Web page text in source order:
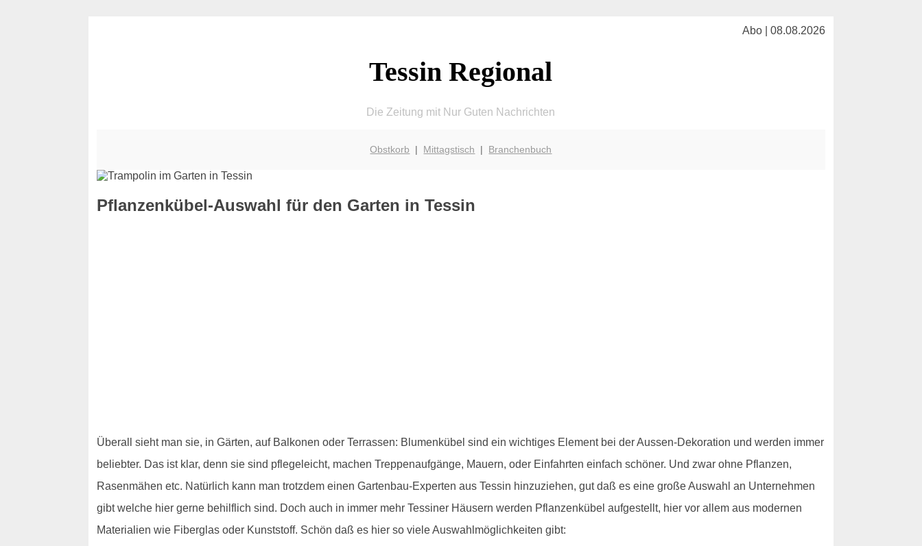
Abo | 08.08.2026
Tessin Regional
Die Zeitung mit Nur Guten Nachrichten
Obstkorb | Mittagstisch | Branchenbuch
Pflanzenkübel-Auswahl für den Garten in Tessin
Überall sieht man sie, in Gärten, auf Balkonen oder Terrassen: Blumenkübel sind ein wichtiges Element bei der Aussen-Dekoration und werden immer
beliebter. Das ist klar, denn sie sind pflegeleicht, machen Treppenaufgänge, Mauern, oder Einfahrten einfach schöner. Und zwar ohne Pflanzen,
Rasenmähen etc. Natürlich kann man trotzdem einen Gartenbau-Experten aus Tessin hinzuziehen, gut daß es eine große Auswahl an Unternehmen
gibt welche hier gerne behilflich sind. Doch auch in immer mehr Tessiner Häusern werden Pflanzenkübel aufgestellt, hier vor allem aus modernen
Materialien wie Fiberglas oder Kunststoff. Schön daß es hier so viele Auswahlmöglichkeiten gibt: